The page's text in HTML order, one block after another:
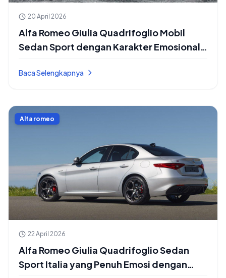
20 April 2026
Alfa Romeo Giulia Quadrifoglio Mobil
Sedan Sport dengan Karakter Emosional
Jalan Jadi Menyenangkan
Baca Selengkapnya
Alfa romeo
22 April 2026
Alfa Romeo Giulia Quadrifoglio Sedan
Sport Italia yang Penuh Emosi dengan